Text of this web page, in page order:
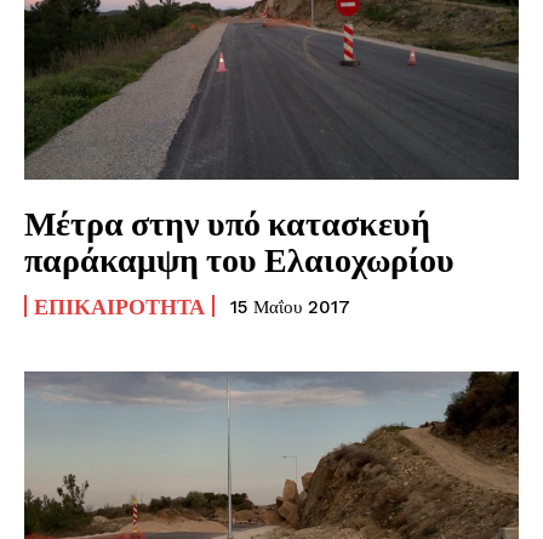
Μέτρα στην υπό κατασκευή
παράκαμψη του Ελαιοχωρίου
ΕΠΙΚΑΙΡΌΤΗΤΑ 15 Μαΐου 2017